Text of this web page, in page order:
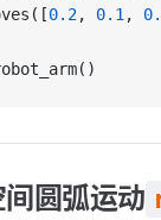
0.2, 0.1 ,
圆弧运动